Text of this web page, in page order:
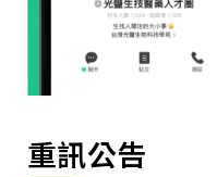
重訊公告